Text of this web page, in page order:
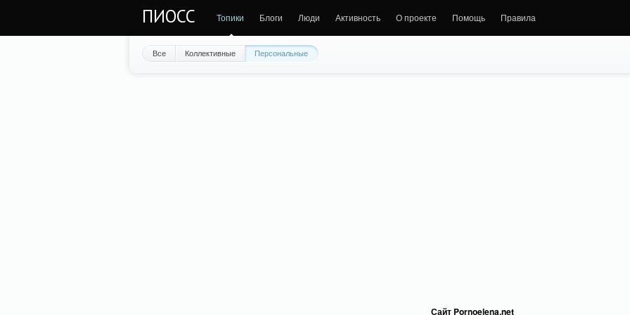
ПИОСС Топики Блоги Люди Активность О проекте Помощь Правила
Все Коллективные Персональные
Сайт Pornoelena.net